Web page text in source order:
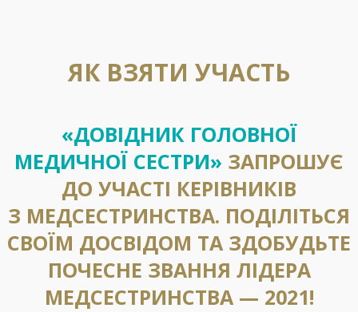
ЯК ВЗЯТИ УЧАСТЬ
«ДОВІДНИК ГОЛОВНОЇ
МЕДИЧНОЇ СЕСТРИ» ЗАПРОШУЄ
ДО УЧАСТІ КЕРІВНИКІВ
З МЕДСЕСТРИНСТВА. ПОДІЛІТЬСЯ
СВОЇМ ДОСВІДОМ ТА ЗДОБУДЬТЕ
ПОЧЕСНЕ ЗВАННЯ ЛІДЕРА
МЕДСЕСТРИНСТВА — 2021!